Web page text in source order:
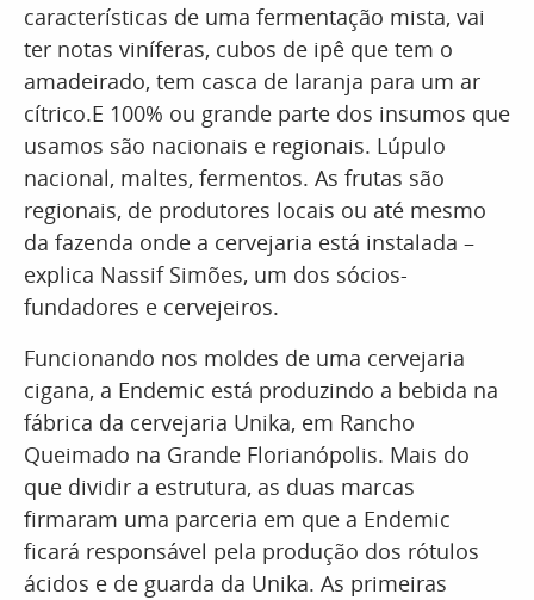
características de uma fermentação mista, vai
ter notas viníferas, cubos de ipê que tem o
amadeirado, tem casca de laranja para um ar
cítrico.E 100% ou grande parte dos insumos que
usamos são nacionais e regionais. Lúpulo
nacional, maltes, fermentos. As frutas são
regionais, de produtores locais ou até mesmo
da fazenda onde a cervejaria está instalada –
explica Nassif Simões, um dos sócios-
fundadores e cervejeiros.
Funcionando nos moldes de uma cervejaria
cigana, a Endemic está produzindo a bebida na
fábrica da cervejaria Unika, em Rancho
Queimado na Grande Florianópolis. Mais do
que dividir a estrutura, as duas marcas
firmaram uma parceria em que a Endemic
ficará responsável pela produção dos rótulos
ácidos e de guarda da Unika. As primeiras